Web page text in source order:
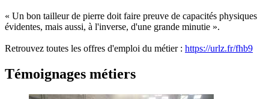
« Un bon tailleur de pierre doit faire preuve de capacités physiques
évidentes, mais aussi, à l'inverse, d'une grande minutie ».
Retrouvez toutes les offres d'emploi du métier : https://urlz.fr/fhb9
Témoignages métiers